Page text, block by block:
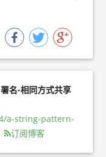
名-相同方式共享
a-string-pattern-
订阅博客